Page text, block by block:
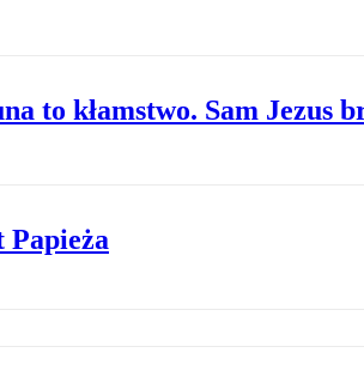
to kłamstwo. Sam Jezus
Papieża